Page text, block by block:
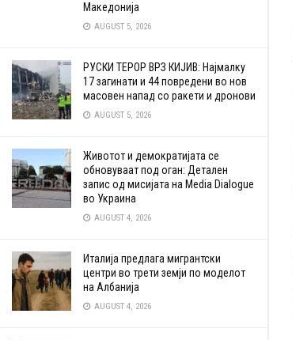
Македонија
AUGUST 5, 2026
РУСКИ ТЕРОР ВРЗ КИЈИВ: Најмалку
17 загинати и 44 повредени во нов
масовен напад со ракети и дронови
AUGUST 5, 2026
Животот и демократијата се
обновуваат под оган: Детален
запис од мисијата на Media Dialogue
во Украина
AUGUST 4, 2026
Италија предлага мигрантски
центри во трети земји по моделот
на Албанија
AUGUST 4, 2026